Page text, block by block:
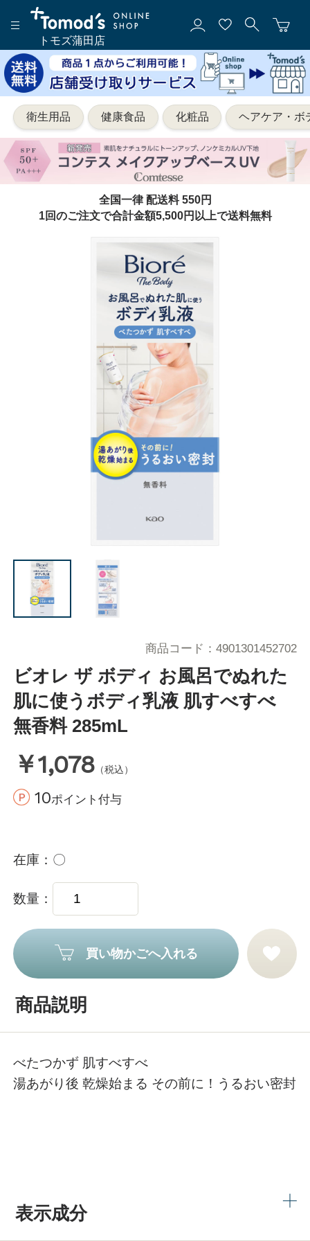
トモズ蒲田店
衛生用品 健康食品 化粧品 ヘアケア・ボ
全国一律 配送料 550円
1回のご注文で合計金額5,500円以上で送料無料
ビオレ ザ ボディ お風呂でぬれた
肌に使うボディ乳液 肌すべすべ
無香料 285mL
￥1,078 （税込）
10ポイント付与
商品コード 4901301452702
在庫 〇
数量
買い物かごへ入れる
商品説明
べたつかず 肌すべすべ
湯あがり後 乾燥始まる その前に！うるおい密封
表示成分